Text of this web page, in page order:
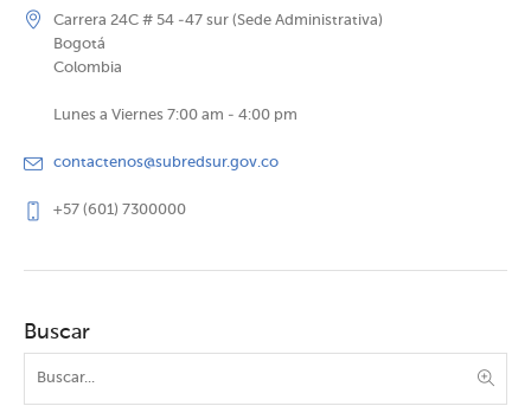
Carrera 24C # 54 -47 sur (Sede Administrativa)
Bogotá
Colombia
Lunes a Viernes 7:00 am - 4:00 pm
contactenos@subredsur.gov.co
+57 (601) 7300000
Buscar